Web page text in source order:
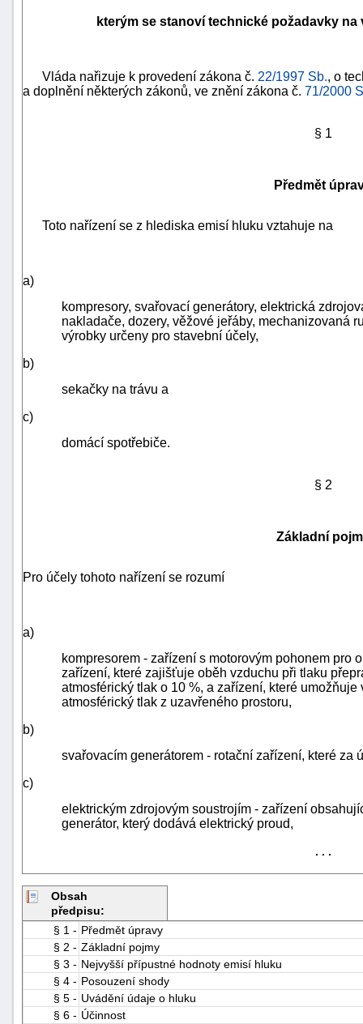
kterým se stanoví technické požadavky
Vláda nařizuje k provedení zákona č. 22/1997 Sb., o
a doplnění některých zákonů, ve znění zákona č. 71/2000
§ 1
Předmět
Toto nařízení se z hlediska emisí hluku vztahuje na
a)
kompresory, svařovací generátory, elektrická
nakladače, dozery, věžové jeřáby, mechanizovaná
výrobky určeny pro stavební účely,
b)
sekačky na trávu a
c)
domácí spotřebiče.
§ 2
Základní
Pro účely tohoto nařízení se rozumí
a)
kompresorem - zařízení s motorovým pohonem pro
zařízení, které zajišťuje oběh vzduchu při tlaku
atmosférický tlak o 10 %, a zařízení, které
atmosférický tlak z uzavřeného prostoru,
b)
svařovacím generátorem - rotační zařízení, které za
c)
elektrickým zdrojovým soustrojím - zařízení
generátor, který dodává elektrický proud,
. . .
Obsah
předpisu:
§ 1 - Předmět úpravy
§ 2 - Základní pojmy
§ 3 - Nejvyšší přípustné hodnoty emisí hluku
§ 4 - Posouzení shody
§ 5 - Uvádění údaje o hluku
§ 6 - Účinnost
-
náhrady
"náhradě
škod"